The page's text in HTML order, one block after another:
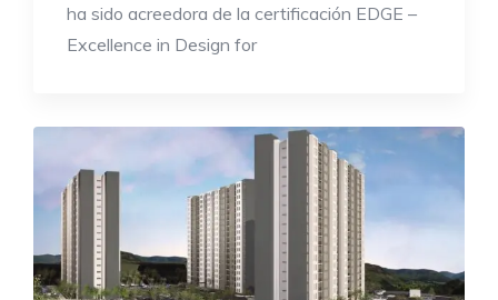
ha sido acreedora de la certificación EDGE –
Excellence in Design for